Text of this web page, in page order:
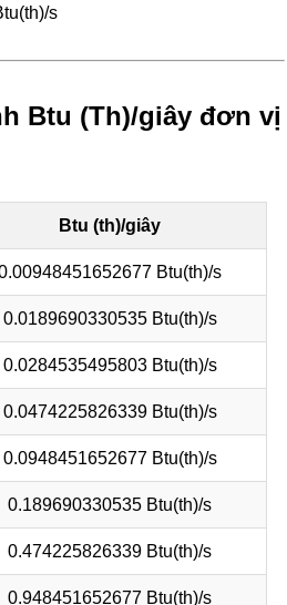
s
Btu (Th)/giây đơn vị
Btu (th)/giây
Btu(th)/s
0.0189690330535 Btu(th)/s
0.0284535495803 Btu(th)/s
0.0474225826339 Btu(th)/s
0.0948451652677 Btu(th)/s
0.189690330535 Btu(th)/s
0.474225826339 Btu(th)/s
0.948451652677 Btu(th)/s